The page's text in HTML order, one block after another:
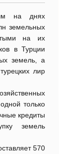
на днях
земельных
на их
в Турции
земель, а
лир
только
кредиты
земель
570